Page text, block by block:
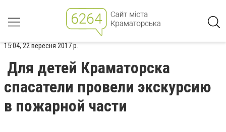
15:04, 22 вересня 2017 р.
Для детей Краматорска
спасатели провели экскурсию
в пожарной части